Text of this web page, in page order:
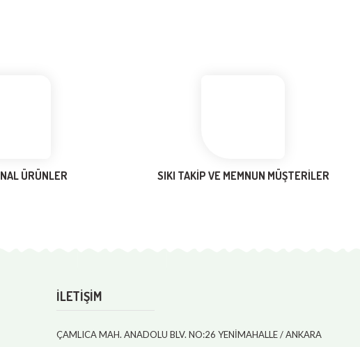
ÜRÜNLER SIKI TAKİP VE MEMNUN MÜŞTERİLER
İLETİŞİM
ÇAMLICA MAH. ANADOLU BLV. NO:26 YENİMAHALLE / ANKARA